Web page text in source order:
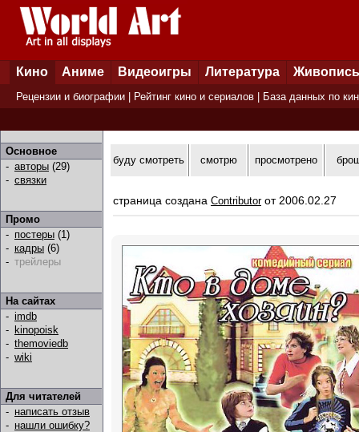
Кино Аниме Видеоигры Литература Живопись
Рецензии и биографии Рейтинг кино и сериалов База данных по
Основное
- авторы (29)
- связки
Промо
- постеры (1)
- кадры (6)
- трейлеры
На сайтах
- imdb
- kinopoisk
- themoviedb
- wiki
Для читателей
- написать отзыв
- нашли ошибку?
буду смотреть смотрю просмотрено
страница создана Contributorот 2006.02.27